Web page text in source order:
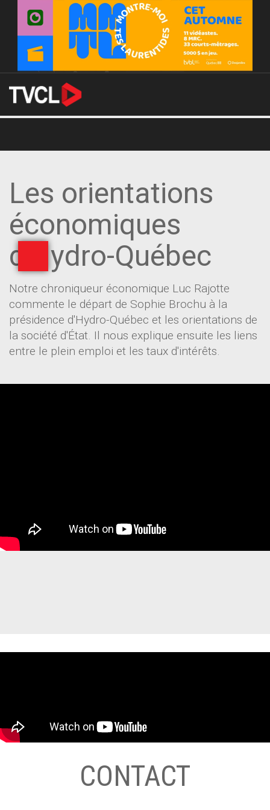
Les orientations
économiques
d'Hydro-Québec
Notre chroniqueur économique Luc Rajotte
commente le départ de Sophie Brochu à la
présidence d'Hydro-Québec et les orientations de
la société d'État. Il nous explique ensuite les liens
entre le plein emploi et les taux d'intérêts.
CONTACT